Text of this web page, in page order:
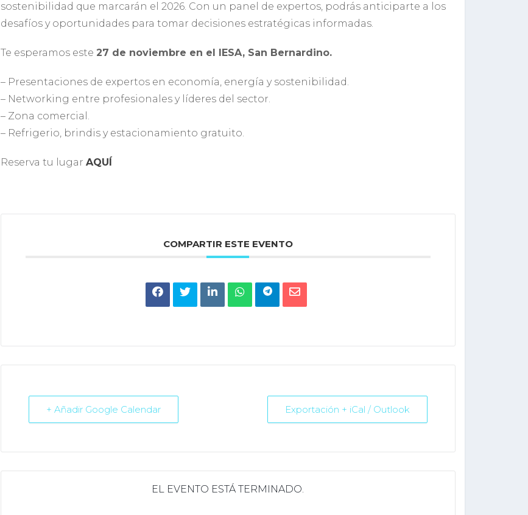
sostenibilidad que marcarán el 2026. Con un panel de expertos, podrás anticiparte a los
desafíos y oportunidades para tomar decisiones estratégicas informadas.
Te esperamos este 27 de noviembre en el IESA, San Bernardino.
– Presentaciones de expertos en economía, energía y sostenibilidad.
– Networking entre profesionales y líderes del sector.
– Zona comercial.
– Refrigerio, brindis y estacionamiento gratuito.
Reserva tu lugar AQUÍ
COMPARTIR ESTE EVENTO
+ Añadir Google Calendar Exportación + iCal / Outlook
EL EVENTO ESTÁ TERMINADO.